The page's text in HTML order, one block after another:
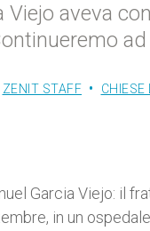
Viejo aveva
ZENIT STAFF CHIESE
Garcia Viejo: il
in un